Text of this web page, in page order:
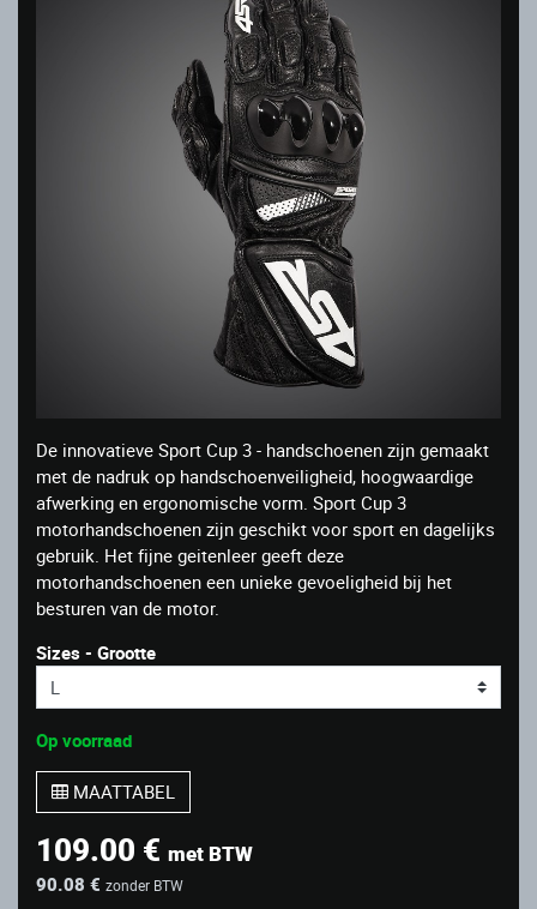
De innovatieve Sport Cup 3 - handschoenen zijn gemaakt
met de nadruk op handschoenveiligheid, hoogwaardige
afwerking en ergonomische vorm. Sport Cup 3
motorhandschoenen zijn geschikt voor sport en dagelijks
gebruik. Het fijne geitenleer geeft deze
motorhandschoenen een unieke gevoeligheid bij het
besturen van de motor.
Sizes - Grootte
Op voorraad
MAATTABEL
109.00 € met BTW
90.08 € zonder BTW